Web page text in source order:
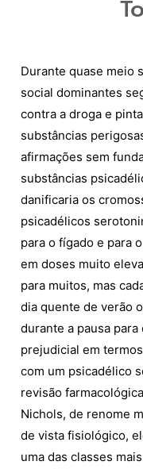
Durante quase meio
social dominantes
contra a droga e
substâncias
afirmações sem
substâncias
danificaria os
psicadélicos
para o fígado e para
em doses muito
para muitos, mas
dia quente de verão
durante a pausa
prejudicial em
com um psicadélico
revisão
Nichols, de renome
de vista fisiológico,
uma das classes